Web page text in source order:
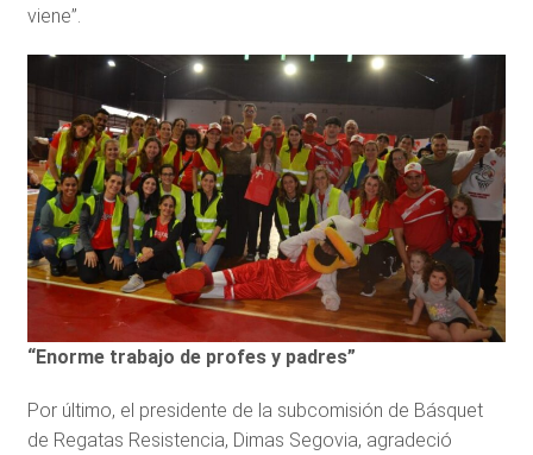
viene”.
“Enorme trabajo de profes y padres”
Por último, el presidente de la subcomisión de Básquet
de Regatas Resistencia, Dimas Segovia, agradeció